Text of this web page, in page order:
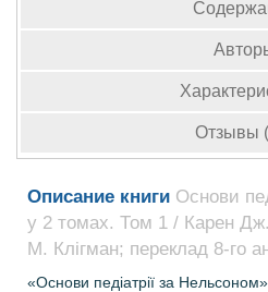
Отзывы
Описание книги Основи
у 2 томах. Том 1 / Карен
М. Клігман; переклад 8-го
«Основи педіатрії за